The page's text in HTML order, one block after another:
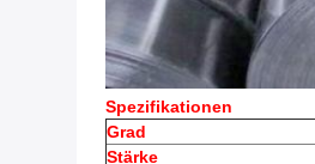
Spezifikationen
Grad
Stärke